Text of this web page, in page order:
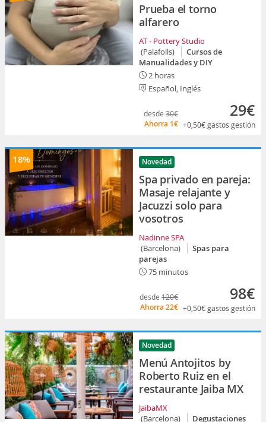
Prueba el torno
alfarero
AT - Pottery Studio
(Palafolls)
Cursos de
Manualidades y DIY
2 horas
Español, Inglés
desde 30€
Ahorra 1€
29€
+0,50€gastos gestión
18% Novedad
Spa privado en pareja:
Masaje relajante y
Jacuzzi solo para
vosotros
Nadinne SPA
(Barcelona)
Spas para
parejas
75 minutos
desde 120€
Ahorra 22€
98€
+0,50€gastos gestión
Novedad
Menú Antojitos by
Roberto Ruiz en el
restaurante Jaiba MX
JaibaMX
(Barcelona)
Degustaciones